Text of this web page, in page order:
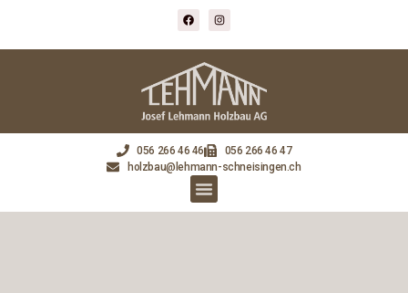
056 266 46 46
056 266 46 47
holzbau@lehmann-schneisingen.ch